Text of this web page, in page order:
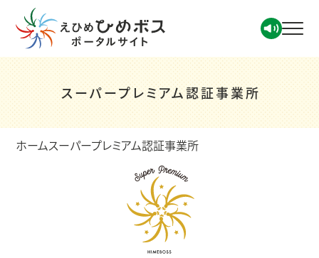
スーパープレミアム認証事業所
ホームスーパープレミアム認証事業所